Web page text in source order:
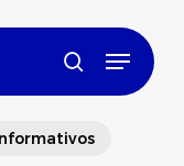
search
Menu